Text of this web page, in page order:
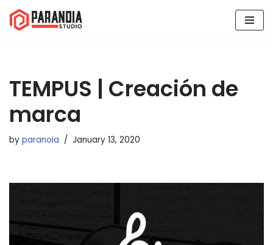
Skip
TEMPUS | Creación de
marca
by paranoia January 13, 2020